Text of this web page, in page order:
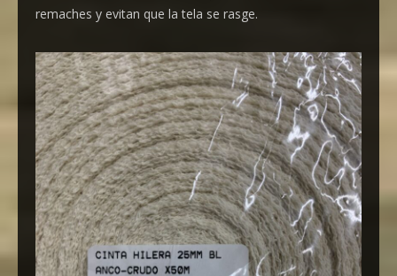
remaches y evitan que la tela se rasge.